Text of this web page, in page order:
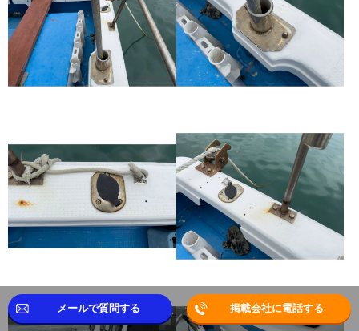
メールで質問する 掲載会社に電話する